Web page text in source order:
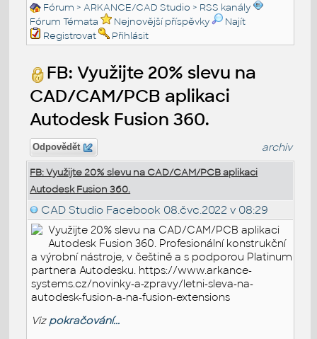
Fórum >ARKANCE/CAD Studio > RSS kanály
Fórum Témata
Nejnovější příspěvky
Najít
Registrovat
Přihlásit
FB: Využijte 20% slevu na
CAD/CAM/PCB aplikaci
Autodesk Fusion 360.
Odpovědět archiv
FB: Využijte 20% slevu na CAD/CAM/PCB aplikaci
Autodesk Fusion 360.
CAD Studio Facebook 08.čvc.2022 v 08:29
Využijte 20% slevu na CAD/CAM/PCB aplikaci
Autodesk Fusion 360. Profesionální konstrukční
a výrobní nástroje, v češtině a s podporou Platinum
partnera Autodesku. https://www.arkance-
systems.cz/novinky-a-zpravy/letni-sleva-na-
autodesk-fusion-a-na-fusion-extensions
Viz pokračování...